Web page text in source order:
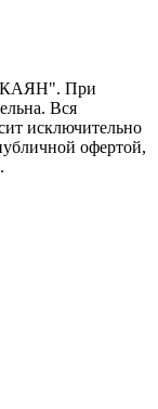
"КАЯН". При
Вся
исключительно
офертой,